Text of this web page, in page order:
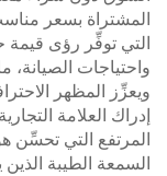
المشتراة بسعر
التي توفِّر رؤى قيمة
واحتياجات
ويعزِّز المظهر
إدراك العلامة
المرتفع التي تحسِّن
السمعة الطيبة